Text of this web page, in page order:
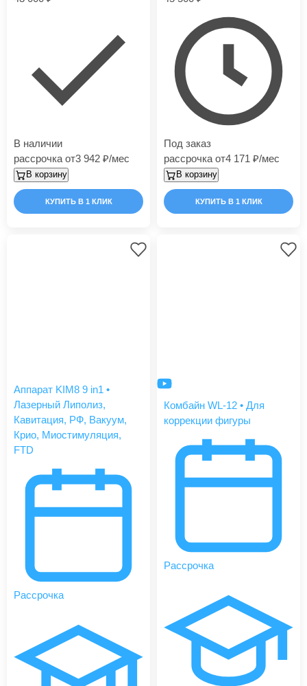
В наличии
рассрочка от3 942 /мес
В корзину
КУПИТЬ В 1 КЛИК
Под заказ
рассрочка от4 171 /мес
В корзину
КУПИТЬ В 1 КЛИК
Аппарат KIM8 9 in1 •
Лазерный Липолиз,
Кавитация, РФ, Вакуум,
Крио, Миостимуляция,
FTD
Рассрочка
Комбайн WL-12 • Для
коррекции фигуры
Рассрочка